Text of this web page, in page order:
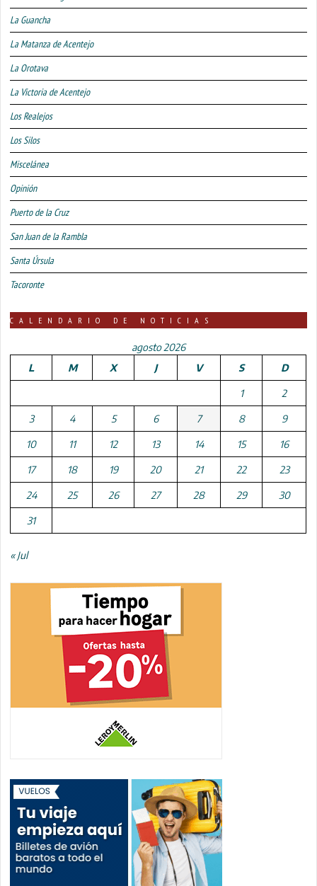
La Guancha
La Matanza de Acentejo
La Orotava
La Victoria de Acentejo
Los Realejos
Los Silos
Miscelánea
Opinión
Puerto de la Cruz
San Juan de la Rambla
Santa Úrsula
Tacoronte
CALENDARIO DE NOTICIAS
agosto 2026
L
M X J V S D
1 2
3 4 5 6 7 8 9
10 11 12 13 14 15 16
17 18 19 20 21 22 23
24 25 26 27 28 29 30
31
« Jul